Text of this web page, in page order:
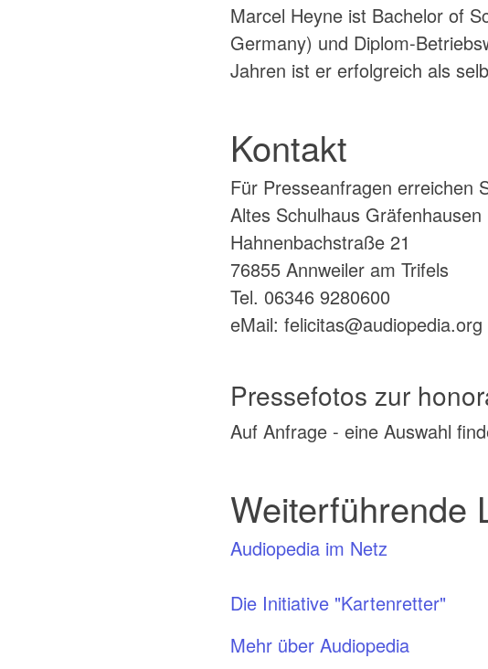
Marcel Heyne ist Bachelor of
Germany) und Diplom-
Jahren ist er erfolgreich als
Kontakt
Für Presseanfragen erreichen
Altes Schulhaus Gräfenhausen
Hahnenbachstraße 21
76855 Annweiler am Trifels
Tel. 06346 9280600
eMail: felicitas@audiopedia.org
Pressefotos zur
Auf Anfrage - eine Auswahl
Weiterführende
Audiopedia im Netz
Die Initiative "Kartenretter"
Mehr über Audiopedia